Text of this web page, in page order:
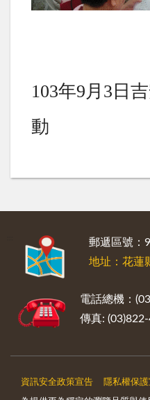
103年9月 3 日
動
郵遞區號：
地址：花蓮
電話總機：
傳真:
資訊安全政策宣告 隱私權保